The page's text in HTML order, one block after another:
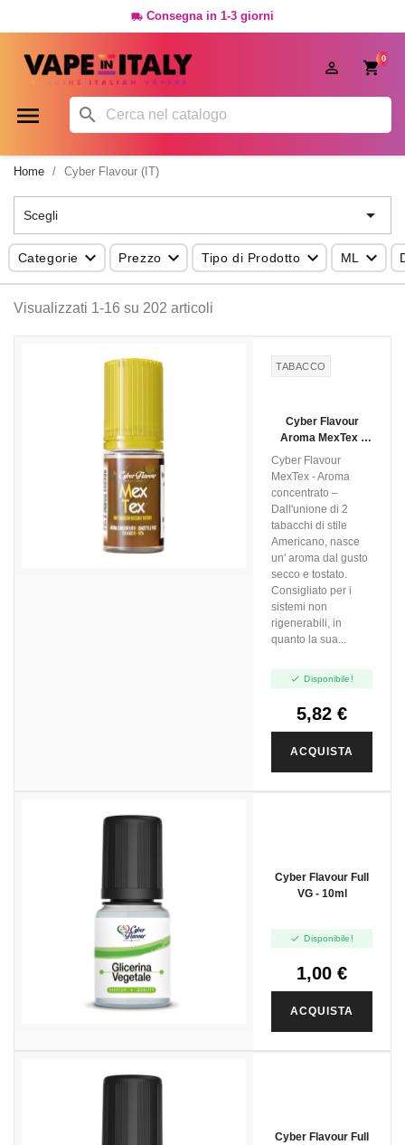
 Consegna in 1-3 giorni
0

 
Home Cyber Flavour (IT)
Scegli 
Categorie  Prezzo  Tipo di Prodotto  ML 
Visualizzati 1-16 su 202 articoli
TABACCO
Cyber Flavour
Aroma MexTex -
10ml
Cyber Flavour
MexTex - Aroma
concentrato –
Dall'unione di 2
tabacchi di stile
Americano, nasce
un' aroma dal gusto
secco e tostato.
Consigliato per i
sistemi non
rigenerabili, in
quanto la sua...
 Disponibile!
5,82 €
ACQUISTA
Cyber Flavour Full
VG - 10ml
 Disponibile!
1,00 €
ACQUISTA
Cyber Flavour Full